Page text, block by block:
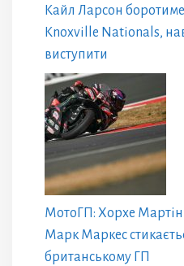
Кайл Ларсон
Knoxville Nationals,
виступити
МотоГП: Хорхе
Марк Маркес
британському ГП